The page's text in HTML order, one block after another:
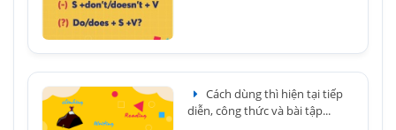
Cách dùng thì hiện tại tiếp
diễn, công thức và bài tập...